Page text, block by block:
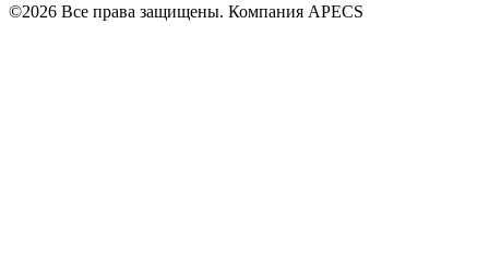
©2026 Все права защищены. Компания APECS